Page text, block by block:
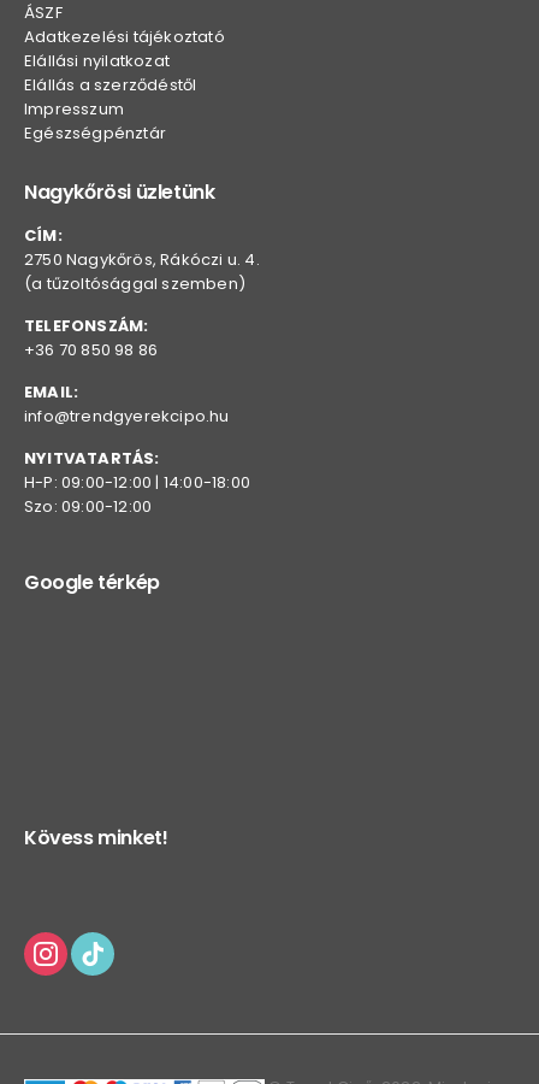
ÁSZF
Adatkezelési tájékoztató
Elállási nyilatkozat
Elállás a szerződéstől
Impresszum
Egészségpénztár
Nagykőrösi üzletünk
CÍM:
2750 Nagykőrös, Rákóczi u. 4.
(a tűzoltósággal szemben)
TELEFONSZÁM:
+36 70 850 98 86
EMAIL:
info@trendgyerekcipo.hu
NYITVATARTÁS:
H-P: 09:00-12:00 | 14:00-18:00
Szo: 09:00-12:00
Google térkép
Kövess minket!